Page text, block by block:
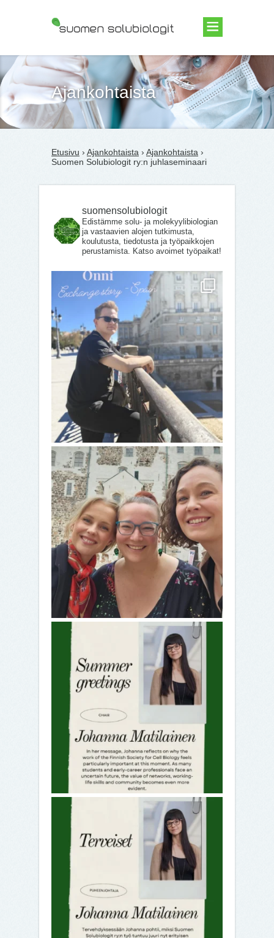
Suomen Solubiologit ry
Ajankohtaista
Etusivu › Ajankohtaista › Ajankohtaista ›
Suomen Solubiologit ry:n juhlaseminaari
suomensolubiologit
Edistämme solu- ja molekyylibiologian
ja vastaavien alojen tutkimusta,
koulutusta, tiedotusta ja työpaikkojen
perustamista. Katso avoimet työpaikat!